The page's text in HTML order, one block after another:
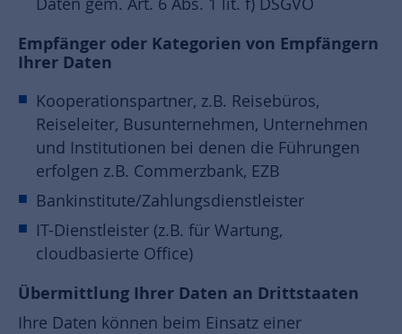
Empfänger oder Kategorien von Empfängern
Ihrer Daten
Kooperationspartner, z.B. Reisebüros,
Reiseleiter, Busunternehmen, Unternehmen
und Institutionen bei denen die Führungen
erfolgen z.B. Commerzbank, EZB
Bankinstitute/Zahlungsdienstleister
IT-Dienstleister (z.B. für Wartung,
cloudbasierte Office)
Übermittlung Ihrer Daten an Drittstaaten
Ihre Daten können beim Einsatz einer